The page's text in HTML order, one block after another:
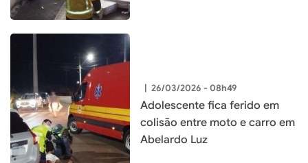
26/03/2026 - 08h49
Adolescente fica ferido em
colisão entre moto e carro em
Abelardo Luz